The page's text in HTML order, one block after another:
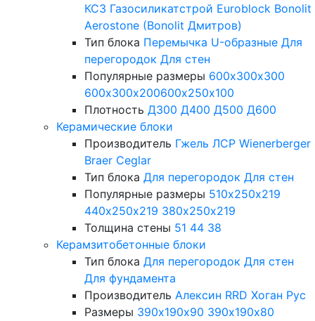
КСЗ Газосиликатстрой Euroblock Bonolit
Aerostone (Bonolit Дмитров)
Тип блока Перемычка U-образные Для
перегородок Для стен
Популярные размеры 600х300х300
600х300х200600х250х100
Плотность Д300 Д400 Д500 Д600
Керамические блоки
Производитель Гжель ЛСР Wienerberger
Braer Ceglar
Тип блока Для перегородок Для стен
Популярные размеры 510х250х219
440х250х219 380х250х219
Толщина стены 51 44 38
Керамзитобетонные блоки
Тип блока Для перегородок Для стен
Для фундамента
Производитель Алексин RRD Хоган Рус
Размеры 390х190х90 390х190х80